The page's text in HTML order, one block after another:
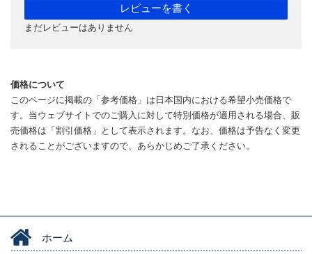
レビューを書く
まだレビューはありません
価格について
このページに掲載の「参考価格」は日本国内における希望小売価格で
す。当ウェブサイトでのご購入に対して特別価格が適用される場合、販
売価格は「割引価格」として表示されます。なお、価格は予告なく変更
されることがございますので、あらかじめご了承ください。
ホーム